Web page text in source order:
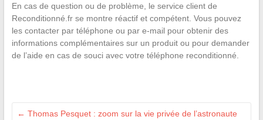
En cas de question ou de problème, le service client de
Reconditionné.fr se montre réactif et compétent. Vous pouvez
les contacter par téléphone ou par e-mail pour obtenir des
informations complémentaires sur un produit ou pour demander
de l’aide en cas de souci avec votre téléphone reconditionné.
← Thomas Pesquet : zoom sur la vie privée de l’astronaute